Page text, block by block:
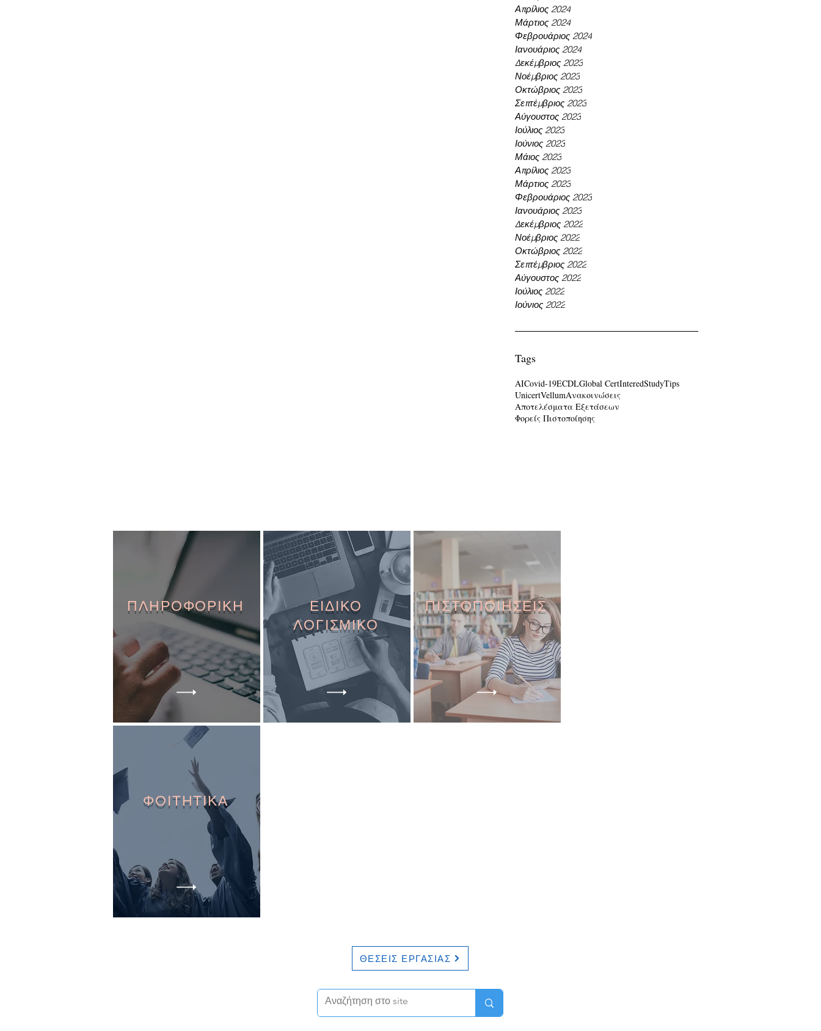
Απρίλιος 2024
Μάρτιος 2024
Φεβρουάριος 2024
Ιανουάριος 2024
Δεκέμβριος 2023
Νοέμβριος 2023
Οκτώβριος 2023
Σεπτέμβριος 2023
Αύγουστος 2023
Ιούλιος 2023
Ιούνιος 2023
Μάιος 2023
Απρίλιος 2023
Μάρτιος 2023
Φεβρουάριος 2023
Ιανουάριος 2023
Δεκέμβριος 2022
Νοέμβριος 2022
Οκτώβριος 2022
Σεπτέμβριος 2022
Αύγουστος 2022
Ιούλιος 2022
Ιούνιος 2022
Tags
AICovid-19ECDLGlobal CertInteredStudyTips
UnicertVellumΑνακοινώσεις
Αποτελέσματα Εξετάσεων
Φορείς Πιστοποίησης
ΠΛΗΡΟΦΟΡΙΚΗ
ΕΙΔΙΚΟ
ΛΟΓΙΣΜΙΚΟ
ΠΙΣΤΟΠΟΙΗΣΕΙΣ
ΦΟΙΤΗΤΙΚΑ
ΘΕΣΕΙΣ ΕΡΓΑΣΙΑΣ